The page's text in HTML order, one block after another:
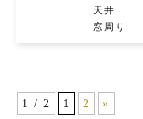
天井
窓周り
1 / 2 1 2 »